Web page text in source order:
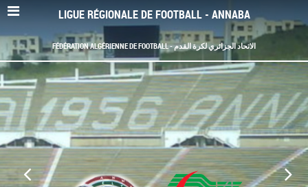
LIGUE RÉGIONALE DE FOOTBALL - ANNABA
FÉDÉRATION ALGÉRIENNE DE FOOTBALL - الاتحاد الجزائري لكرة القدم